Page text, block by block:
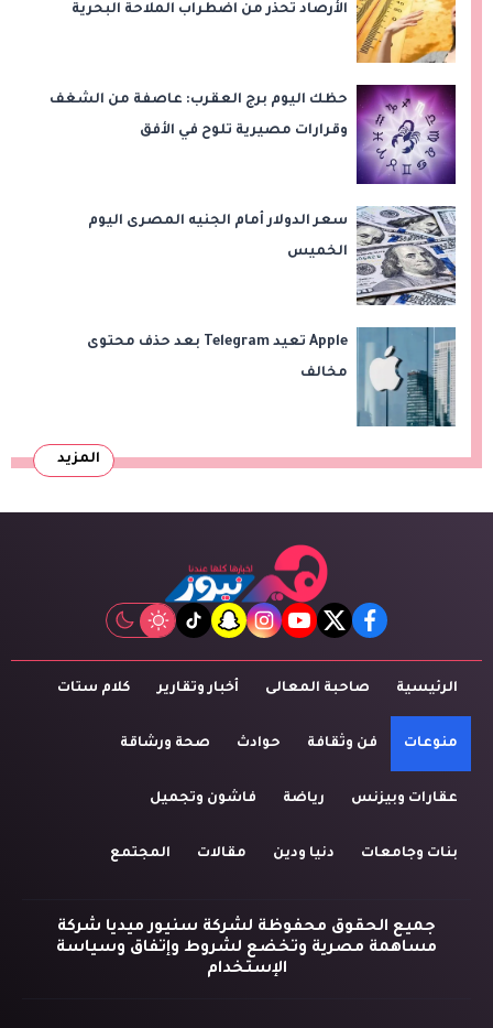
الأرصاد تحذر من اضطراب الملاحة البحرية
حظك اليوم برج العقرب: عاصفة من الشغف
وقرارات مصيرية تلوح في الأفق
سعر الدولار أمام الجنيه المصرى اليوم
الخميس
Apple تعيد Telegram بعد حذف محتوى
مخالف
المزيد
facebook
twitter
youtube
instagram
snapchat
tiktok
الرئيسية صاحبة المعالى أخبار وتقارير كلام ستات
منوعات فن وثقافة حوادث صحة ورشاقة
عقارات وبيزنس رياضة فاشون وتجميل
بنات وجامعات دنيا ودين مقالات المجتمع
جميع الحقوق محفوظة لشركة سنيور ميديا شركة
مساهمة مصرية وتخضع لشروط وإتفاق وسياسة
الإستخدام